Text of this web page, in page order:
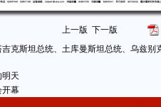
上一版 下一版
克斯坦总统、土库曼斯坦总统、乌兹别
天
开幕